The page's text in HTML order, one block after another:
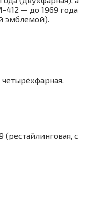
— до 1969 года
эмблемой).
с